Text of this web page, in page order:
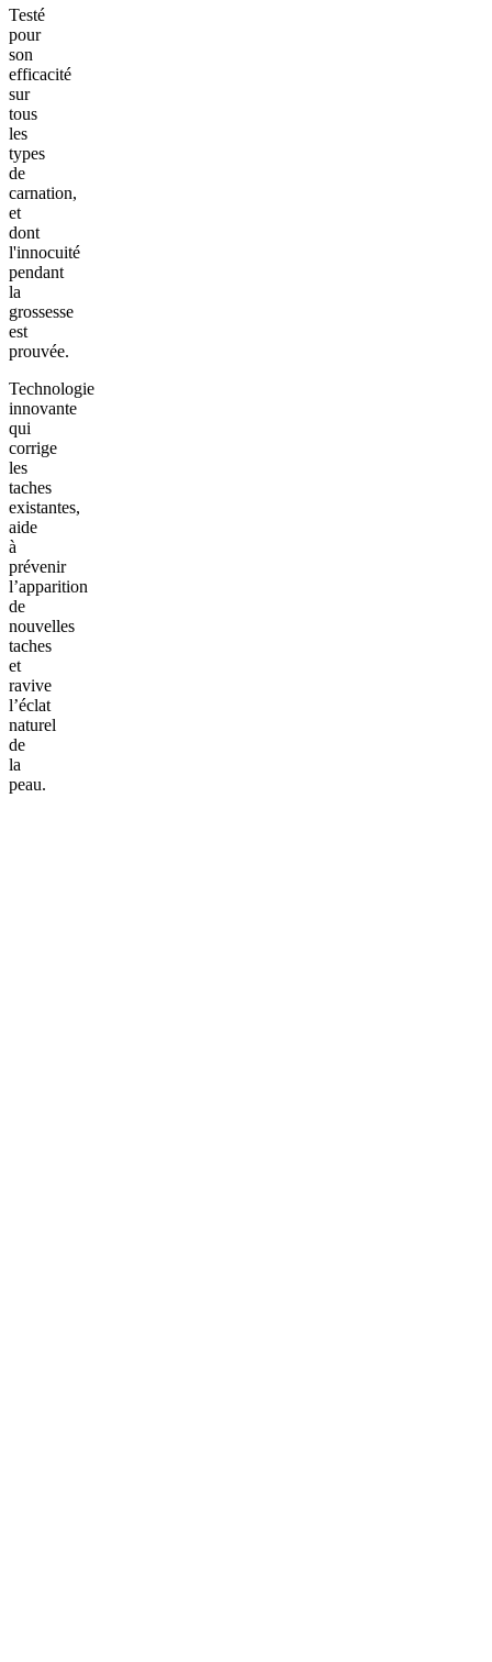
Testé
pour
son
efficacité
sur
tous
les
types
de
carnation,
et
dont
l'innocuité
pendant
la
grossesse
est
prouvée.
Technologie
innovante
qui
corrige
les
taches
existantes,
aide
à
prévenir
l’apparition
de
nouvelles
taches
et
ravive
l’éclat
naturel
de
la
peau.